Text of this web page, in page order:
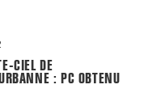
CIEL DE
: PC OBTENU